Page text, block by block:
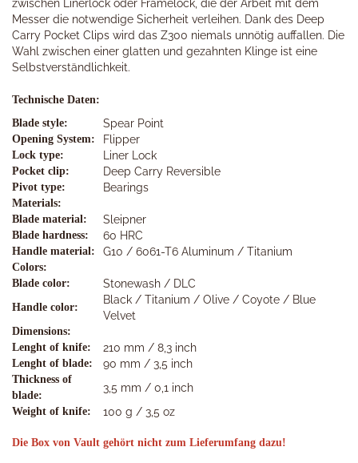
zwischen Linerlock oder Framelock, die der Arbeit mit dem
Messer die notwendige Sicherheit verleihen. Dank des Deep
Carry Pocket Clips wird das Z300 niemals unnötig auffallen. Die
Wahl zwischen einer glatten und gezahnten Klinge ist eine
Selbstverständlichkeit.
Technische Daten:
Blade style:
Spear Point
Opening System: Flipper
Lock type: Liner Lock
Pocket clip: Deep Carry Reversible
Pivot type: Bearings
Materials:
Blade material:
Sleipner
Blade hardness: 60 HRC
Handle material: G10 / 6061-T6 Aluminum / Titanium
Colors:
Blade color:
Stonewash / DLC
Handle color:
Black / Titanium / Olive / Coyote / Blue
Velvet
Dimensions:
Lenght of knife:
210 mm / 8,3 inch
Lenght of blade: 90 mm / 3,5 inch
Thickness of
blade:
3,5 mm / 0,1 inch
Weight of knife: 100 g / 3,5 oz
Die Box von Vault gehört nicht zum Lieferumfang dazu!